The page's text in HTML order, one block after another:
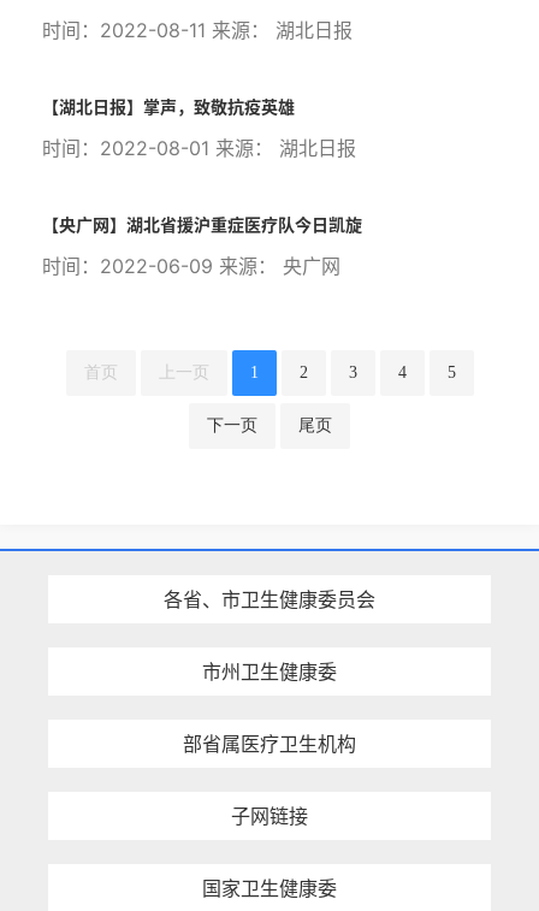
时间：2022-08-11 来源： 湖北日报
【湖北日报】掌声，致敬抗疫英雄
时间：2022-08-01 来源： 湖北日报
【央广网】湖北省援沪重症医疗队今日凯旋
时间：2022-06-09 来源： 央广网
首页 上一页 1 2 3 4 5
下一页 尾页
各省、市卫生健康委员会
市州卫生健康委
部省属医疗卫生机构
子网链接
国家卫生健康委